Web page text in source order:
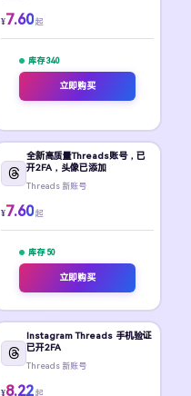
¥7.60 起
库存 340
立即购买
全新高质量Threads账号，已
开2FA，头像已添加
Threads 新账号
¥7.60 起
库存 50
立即购买
Instagram Threads 手机验证
已开2FA
Threads 新账号
¥8.22 起